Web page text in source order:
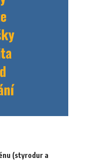
(styrodur a